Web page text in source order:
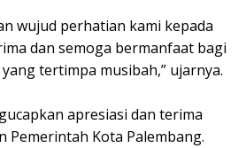
wujud perhatian kami kepada
dan semoga bermanfaat bagi
tertimpa musibah,” ujarnya.
apresiasi dan terima
Pemerintah Kota Palembang.